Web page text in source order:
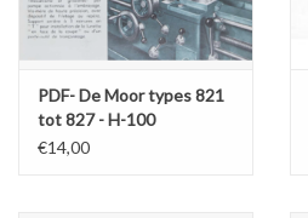
Werkplaatsinrichting |
Cadeaubonnen &
PDF- De Moor types 821
tot 827 - H-100
€14,00